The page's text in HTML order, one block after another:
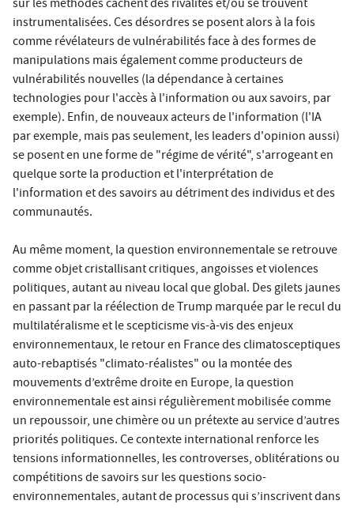
sur les méthodes cachent des rivalités et/ou se trouvent
instrumentalisées. Ces désordres se posent alors à la fois
comme révélateurs de vulnérabilités face à des formes de
manipulations mais également comme producteurs de
vulnérabilités nouvelles (la dépendance à certaines
technologies pour l'accès à l'information ou aux savoirs, par
exemple). Enfin, de nouveaux acteurs de l'information (l'IA
par exemple, mais pas seulement, les leaders d'opinion aussi)
se posent en une forme de "régime de vérité", s'arrogeant en
quelque sorte la production et l'interprétation de
l'information et des savoirs au détriment des individus et des
communautés.
Au même moment, la question environnementale se retrouve
comme objet cristallisant critiques, angoisses et violences
politiques, autant au niveau local que global. Des gilets jaunes
en passant par la réélection de Trump marquée par le recul du
multilatéralisme et le scepticisme vis-à-vis des enjeux
environnementaux, le retour en France des climatosceptiques
auto-rebaptisés "climato-réalistes" ou la montée des
mouvements d’extrême droite en Europe, la question
environnementale est ainsi régulièrement mobilisée comme
un repoussoir, une chimère ou un prétexte au service d’autres
priorités politiques. Ce contexte international renforce les
tensions informationnelles, les controverses, oblitérations ou
compétitions de savoirs sur les questions socio-
environnementales, autant de processus qui s’inscrivent dans